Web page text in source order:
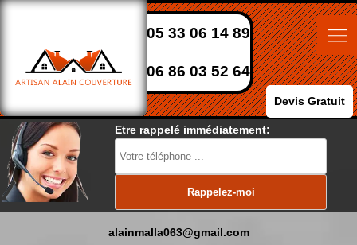
05 33 06 14 89
06 86 03 52 64
Devis Gratuit
Etre rappelé immédiatement:
alainmalla063@gmail.com